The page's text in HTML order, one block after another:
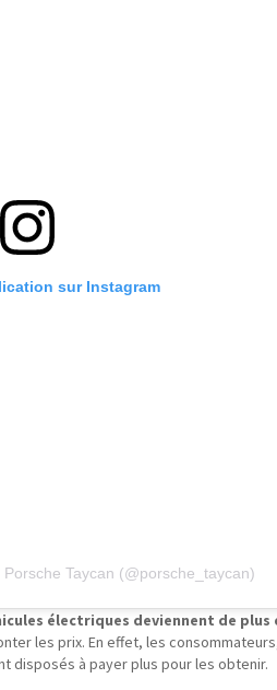
sur Instagram
Taycan (@porsche_taycan)
électriques deviennent de plus
les prix. En effet, les
disposés à payer plus pour les obtenir.